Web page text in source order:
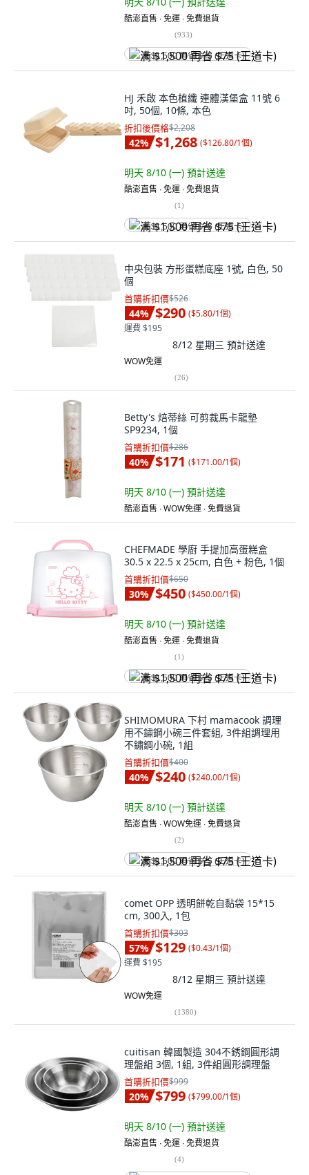
酷澎直售 ∙ 免運 ∙ 免費退貨
(933)
满 $1,500 再省 $75 (王道卡)
HJ 禾啟 本色植纖 連體漢堡盒 11號 6
吋, 50個, 10條, 本色
折扣後價格$2,208
42% $1,268 ($126.80/1個)
明天 8/10 (一) 預計送達
酷澎直售 ∙ 免運 ∙ 免費退貨
(1)
满 $1,500 再省 $75 (王道卡)
中央包裝 方形蛋糕底座 1號, 白色, 50
個
首購折扣價$526
44% $290 ($5.80/1個)
運費 $195
8/12 星期三 預計送達
WOW免運
(26)
Betty's 焙蒂絲 可剪裁馬卡龍墊
SP9234, 1個
首購折扣價$286
40% $171 ($171.00/1個)
明天 8/10 (一) 預計送達
酷澎直售 ∙ WOW免運 ∙ 免費退貨
CHEFMADE 學廚 手提加高蛋糕盒
30.5 x 22.5 x 25cm, 白色 + 粉色, 1個
首購折扣價$650
30% $450 ($450.00/1個)
明天 8/10 (一) 預計送達
酷澎直售 ∙ 免運 ∙ 免費退貨
(1)
满 $1,500 再省 $75 (王道卡)
SHIMOMURA 下村 mamacook 調理
用不鏽鋼小碗三件套組, 3件組調理用
不鏽鋼小碗, 1組
首購折扣價$400
40% $240 ($240.00/1個)
明天 8/10 (一) 預計送達
酷澎直售 ∙ WOW免運 ∙ 免費退貨
(2)
满 $1,500 再省 $75 (王道卡)
comet OPP 透明餅乾自黏袋 15*15
cm, 300入, 1包
首購折扣價$303
57% $129 ($0.43/1個)
運費 $195
8/12 星期三 預計送達
WOW免運
(1380)
cuitisan 韓國製造 304不銹鋼圓形調
理盤組 3個, 1組, 3件組圓形調理盤
首購折扣價$999
20% $799 ($799.00/1個)
明天 8/10 (一) 預計送達
酷澎直售 ∙ 免運 ∙ 免費退貨
(4)